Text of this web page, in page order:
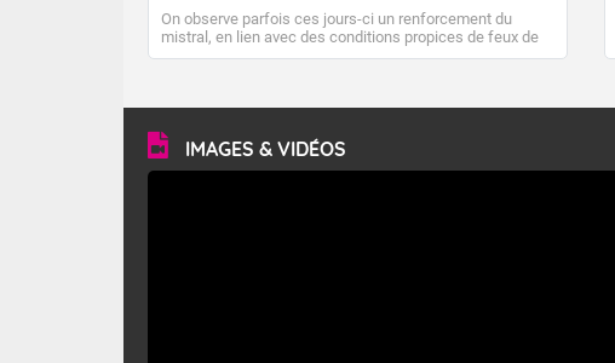
On observe parfois ces jours-ci un renforcement du
mistral, en lien avec des conditions propices de feux de
forêt. Mais qu'est-ce que le mistral ? Quelles sont ses
vitesse moyenne de 50 km/h et atteindre 80 à 100 km/h
en rafales, parfois davantage. Il parcourt la basse vallée
du Rhône et la Provence et envahit le littoral
méditerranéen à partir de la Camargue.
IMAGES & VIDÉOS